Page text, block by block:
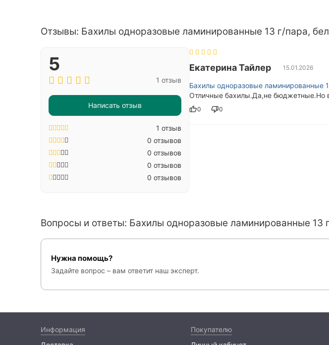
Отзывы: Бахилы одноразовые ламинированные 13 г/пара,
5
1 отзыв
Написать отзыв
1 отзыв
0 отзывов
0 отзывов
0 отзывов
0 отзывов
Екатерина Тайлер 15.01.2026
Бахилы одноразовые ламинированные
Отличные бахилы.Да,не бюджетные.Но
0 0
Вопросы и ответы: Бахилы одноразовые ламинированные 13
Нужна помощь?
Задайте вопрос – вам ответит наш эксперт.
Информация
Покупателю